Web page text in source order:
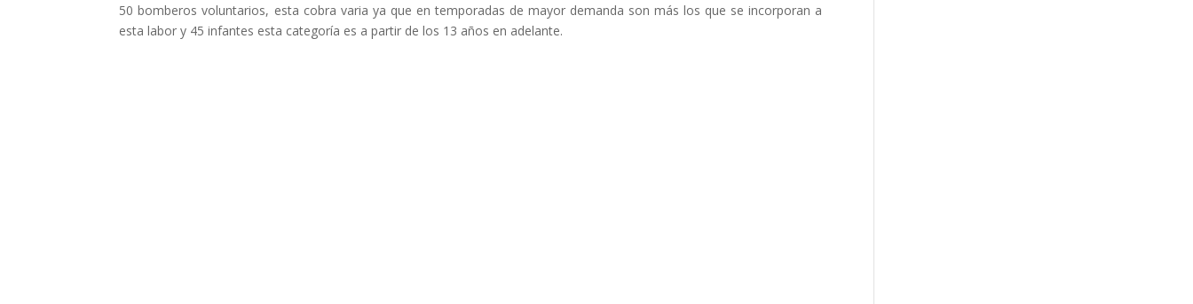
50 bomberos voluntarios, esta cobra varia ya que en temporadas de mayor demanda son más los que se incorporan a
esta labor y 45 infantes esta categoría es a partir de los 13 años en adelante.